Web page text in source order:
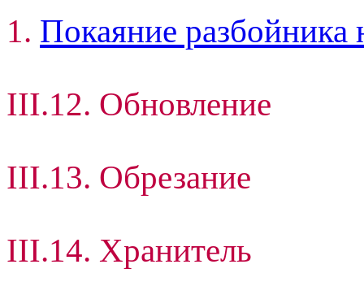
1. Покаяние разбойника
III.12. Обновление
III.13. Обрезание
III.14. Хранитель